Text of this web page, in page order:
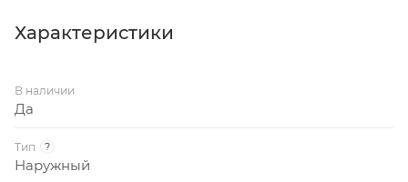
Характеристики
В наличии
Да
Тип ?
Наружный